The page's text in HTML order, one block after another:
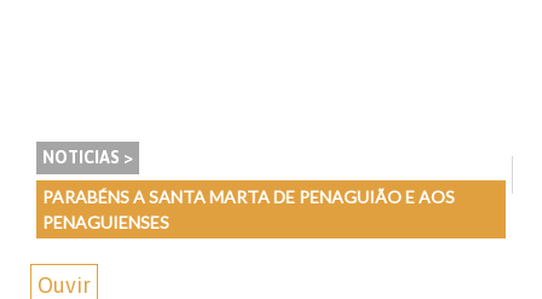
NOTICIAS >
PARABÉNS A SANTA MARTA DE PENAGUIÃO E AOS
PENAGUIENSES
Ouvir